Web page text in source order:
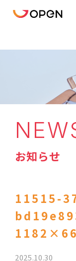
お知らせ
11515-
2025.10.30